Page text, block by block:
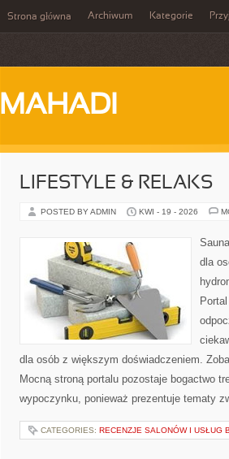
Strona główna Archiwum Kategorie
MAHADI
LIFESTYLE & RELAKS
POSTED BY ADMIN KWI - 19 - 2026
dla
dla osób z większym doświadczeniem.
Mocną stroną portalu pozostaje bogactwo
wypoczynku, ponieważ prezentuje tematy
CATEGORIES: RECENZJE SALONÓW I USŁUG